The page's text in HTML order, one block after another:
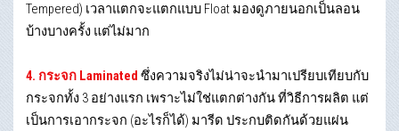
Tempered) เวลาแตกจะแตกแบบ Float มองดูภายนอกเป็นลอน
บ้างบางครั้ง แต่ไม่มาก
4. กระจก Laminated ซึ่งความจริงไม่น่าจะนำมาเปรียบเทียบกับ
กระจกทั้ง 3 อย่างแรก เพราะไม่ใช่แตกต่างกัน ที่วิธีการผลิต แต่
เป็นการเอากระจก (อะไรก็ได้) มารีด ประกบติดกันด้วยแผ่น